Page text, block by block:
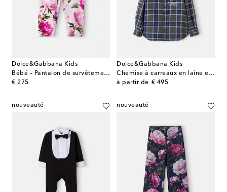
Dolce&Gabbana Kids
Bébé – Pantalon de survêtement en coton
€ 275
original price
Dolce&Gabbana Kids
Chemise à carreaux en laine et coton
à partir de € 495
original price
nouveauté nouveauté